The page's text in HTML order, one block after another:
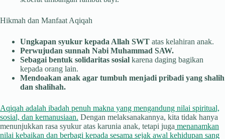
Hikmah dan Manfaat Aqiqah
Ungkapan syukur kepada Allah SWT atas kelahiran anak.
Perwujudan sunnah Nabi Muhammad SAW.
Sebagai bentuk solidaritas sosial karena daging bagikan
kepada orang lain.
Mendoakan anak agar tumbuh menjadi pribadi yang shalih
dan shalihah.
Aqiqah adalah ibadah penuh makna yang mengandung nilai spiritual,
sosial, dan kemanusiaan. Dengan melaksanakannya, kita tidak hanya
menunjukkan rasa syukur atas karunia anak, tetapi juga menanamkan
nilai kebaikan dan berbagi kepada sesama sejak awal kehidupan sang